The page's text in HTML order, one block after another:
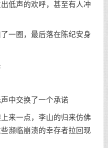
声的欢呼，甚至有人冲
圈，最后落在陈纪安身
中交换了一个承诺
一点，李山的归来仿佛
濒临崩溃的幸存者拉回现